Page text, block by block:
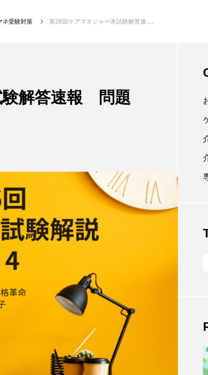
ネ受験対策 第26回ケアマネジャー本試験解答速報 問題4「介護保険法第2条」
験解答速報 問題